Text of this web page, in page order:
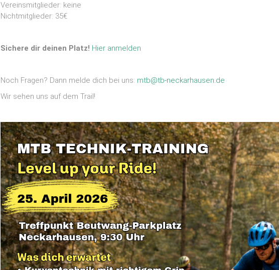
Vereinsmitglieder: keine
Nichtmitglieder: 35€
Sichere dir deinen Platz! Hier anmelden
Noch Fragen? Dann melde dich bei uns: mtb@tb-neckarhausen.de
Wir sehen uns auf dem Trail!